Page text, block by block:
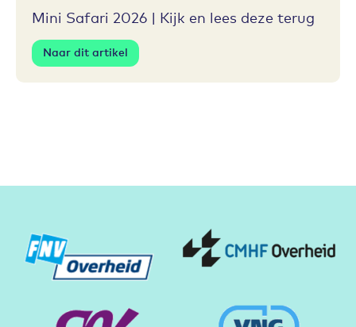
Mini Safari 2026 | Kijk en lees deze terug
Naar dit artikel